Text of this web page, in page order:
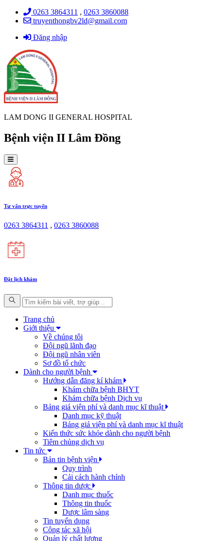
0263 3864311 , 0263 3860088
truyenthongbv2ld@gmail.com
Đăng nhập
LAM DONG II GENERAL HOSPITAL
Bệnh viện II Lâm Đồng
Tư vấn trực tuyến
0263 3864311 , 0263 3860088
Đặt lịch khám
Trang chủ
Giới thiệu
Về chúng tôi
Đội ngũ lãnh đạo
Đội ngũ nhân viên
Sơ đồ tổ chức
Dành cho người bệnh
Hướng dẫn đăng kí khám
Khám chữa bệnh BHYT
Khám chữa bệnh Dịch vụ
Bảng giá viện phí và danh mục kĩ thuật
Danh mục kỹ thuật
Bảng giá viện phí và danh mục kĩ thuật
Kiến thức sức khỏe dành cho người bệnh
Tiêm chủng dịch vụ
Tin tức
Bản tin bệnh viện
Quy trình
Cải cách hành chính
Thông tin dược
Danh mục thuốc
Thông tin thuốc
Dược lâm sàng
Tin tuyển dụng
Công tác xã hội
Quản lý chất lượng